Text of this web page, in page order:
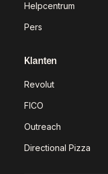
Helpcentrum
Pers
Klanten
Revolut
FICO
Outreach
Directional Pizza